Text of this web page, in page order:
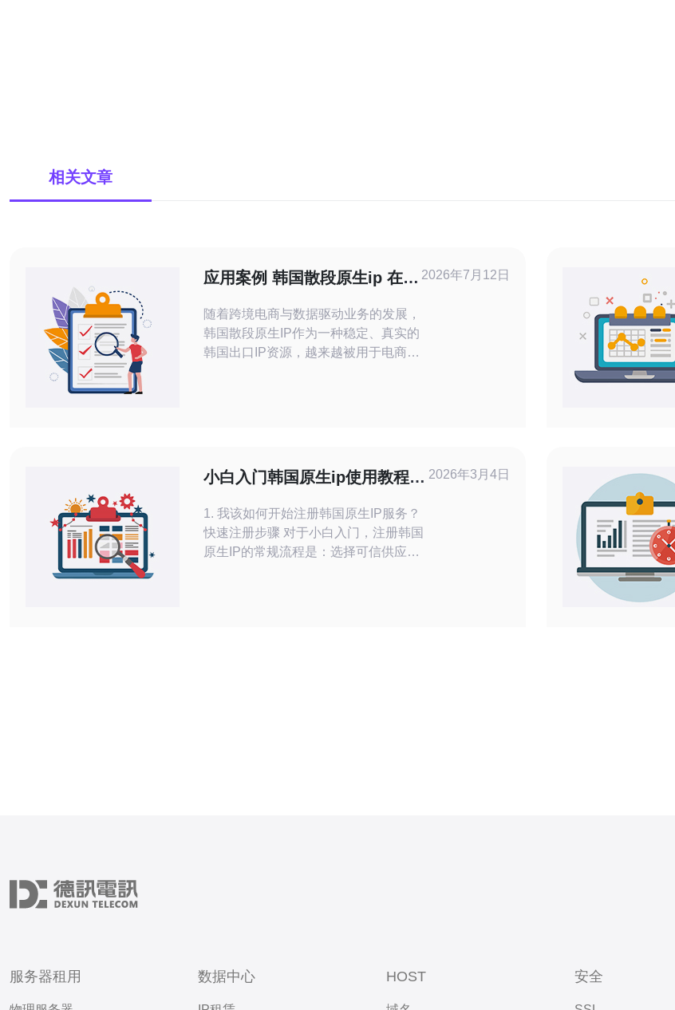
相关文章
应用案例 韩国散段原生ip 在电
随着跨境电商与数据驱动业务的发展，
韩国散段原生IP作为一种稳定、真实的
韩国出口IP资源，越来越被用于电商平
运营商分配的真实公网IP段，非
CGNAT或共享代理，具备较高的信任
度和
2026年7月12日
小白入门韩国原生ip使用教程从
1. 我该如何开始注册韩国原生IP服务？
快速注册步骤 对于小白入门，注册韩国
原生IP的常规流程是：选择可信供应商
2026年3月4日
服务器租用 数据中心 HOST 安全